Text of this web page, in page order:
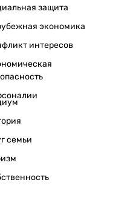
защита
экономика
интересов
семьи